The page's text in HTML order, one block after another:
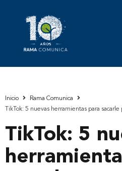
Inicio
Rama Comunica
TikTok: 5 nuevas herramientas para
TikTok: 5